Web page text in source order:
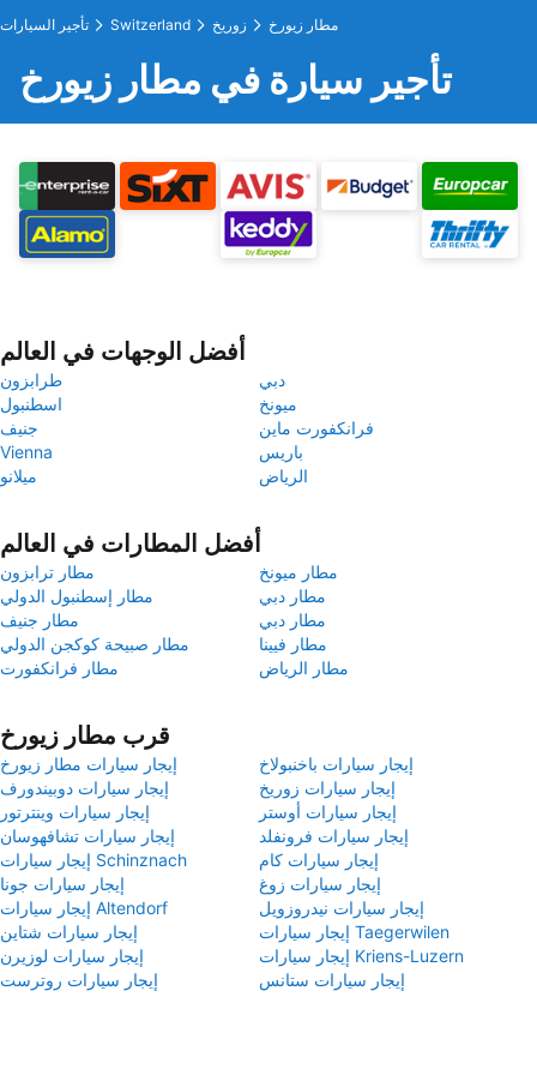
تأجير السيارات Switzerland زوريخ مطار زيورخ
تأجير سيارة في مطار زيورخ
أفضل الوجهات في العالم
طرابزون
دبي
اسطنبول
ميونخ
جنيف
فرانكفورت ماين
Vienna
باريس
ميلانو
الرياض
أفضل المطارات في العالم
مطار ترابزون
مطار ميونخ
مطار إسطنبول الدولي
مطار دبي
مطار جنيف
مطار دبي
مطار صبيحة كوكجن الدولي
مطار فيينا
مطار فرانكفورت
مطار الرياض
قرب مطار زيورخ
إيجار سيارات مطار زيورخ
إيجار سيارات باخنبولاخ
إيجار سيارات دوبيندورف
إيجار سيارات زوريخ
إيجار سيارات وينترتور
إيجار سيارات أوستر
إيجار سيارات تشافهوسان
إيجار سيارات فرونفلد
إيجار سيارات Schinznach
إيجار سيارات كام
إيجار سيارات جونا
إيجار سيارات زوغ
إيجار سيارات Altendorf
إيجار سيارات نيدروزويل
إيجار سيارات شتاين
إيجار سيارات Taegerwilen
إيجار سيارات لوزيرن
إيجار سيارات Kriens-Luzern
إيجار سيارات روترست
إيجار سيارات ستانس